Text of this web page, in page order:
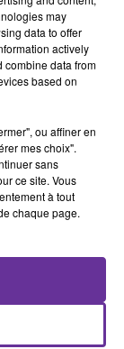
al
un groupe
avec le groupe
Occidentaux,
Et parmi
may
data to offer
actively
combine data from
based on
ou affiner en
mes choix".
sans
ce site. Vous
à tout
chaque page.